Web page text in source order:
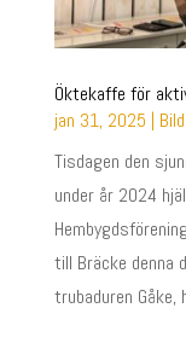
Öktekaffe för
jan 31, 2025 |
Tisdagen den
under år 2024
till Bräcke denna
trubaduren Gåke,